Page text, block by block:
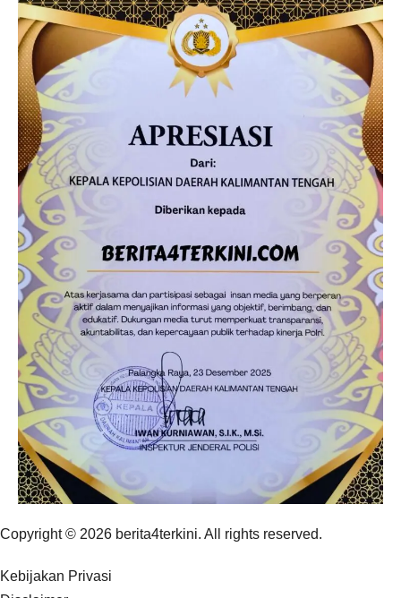
Copyright © 2026 berita4terkini. All rights reserved.
Kebijakan Privasi